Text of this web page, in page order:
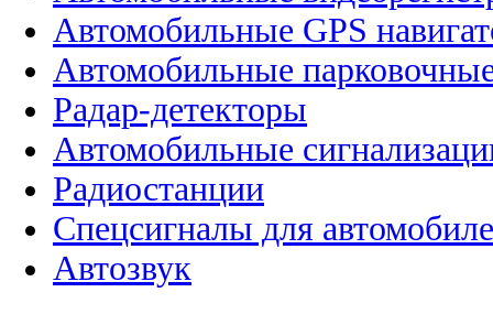
Автомобильные GPS
Автомобильные
Радар-детекторы
Автомобильные
Радиостанции
Спецсигналы для
Автозвук